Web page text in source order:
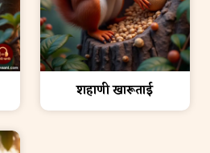
शहाणी खारूताई